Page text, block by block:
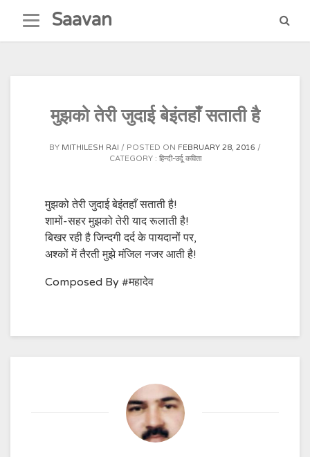
content
Saavan
मुझको तेरी जुदाई बेइंतहाँ सताती है
BY MITHILESH RAI POSTED ON FEBRUARY 28, 2016
CATEGORY : हिन्दी-उर्दू कविता
मुझको तेरी जुदाई बेइंतहाँ सताती है!
शामों-सहर मुझको तेरी याद रूलाती है!
बिखर रही है जिन्दगी दर्द के पायदानों पर,
अश्कों में तैरती मुझे मंजिल नजर आती है!
Composed By #महादेव